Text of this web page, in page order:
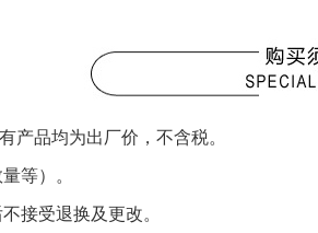
产品均为出厂价，不含税。
等）。
接受退换及更改。